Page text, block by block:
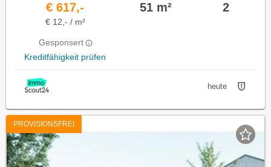
€ 617,-
€ 12,- / m²
Gesponsert
Kreditfähigkeit prüfen
51 m² 2
heute
PROVISIONSFREI